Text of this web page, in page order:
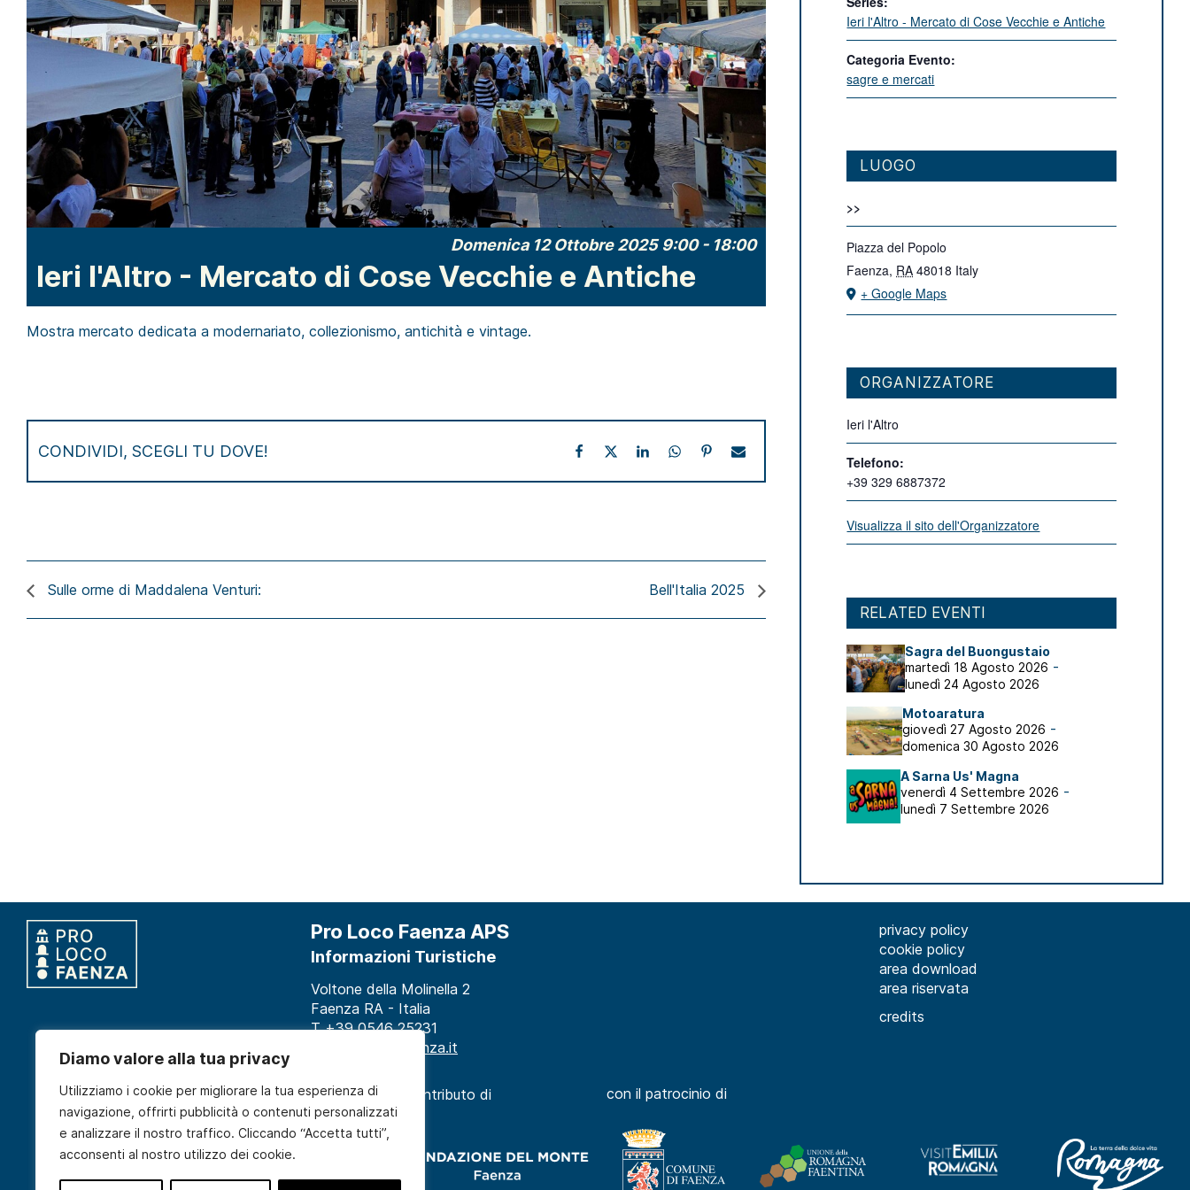
Diamo valore alla tua privacy
Utilizziamo i cookie per migliorare la tua esperienza di
navigazione, offrirti pubblicità o contenuti personalizzati
e analizzare il nostro traffico. Cliccando “Accetta tutti”,
acconsenti al nostro utilizzo dei cookie.
Domenica 12 Ottobre 2025 9:00- 18:00
Ieri l'Altro - Mercato di Cose Vecchie e Antiche
Mostra mercato dedicata a modernariato, collezionismo, antichità e vintage.
CONDIVIDI, SCEGLI TU DOVE!
Sulle orme di Maddalena Venturi: Bell'Italia 2025
Ieri l'Altro - Mercato di Cose Vecchie e Antiche
Categoria Evento:
sagre e mercati
LUOGO
>>
Piazza del Popolo
Faenza, RA 48018 Italy
+ Google Maps
ORGANIZZATORE
Ieri l'Altro
Telefono:
+39 329 6887372
Visualizza il sito dell'Organizzatore
RELATED EVENTI
Sagra del Buongustaio
martedì 18 Agosto 2026 -
lunedì 24 Agosto 2026
Motoaratura
giovedì 27 Agosto 2026 -
domenica 30 Agosto 2026
A Sarna Us' Magna
venerdì 4 Settembre 2026 -
lunedì 7 Settembre 2026
Pro Loco Faenza APS
Informazioni Turistiche
Voltone della Molinella 2
Faenza RA - Italia
T +39 0546 25231
info@prolocofaenza.it
privacy policy
cookie policy
area download
area riservata
credits
con il patrocinio di
con il contributo di